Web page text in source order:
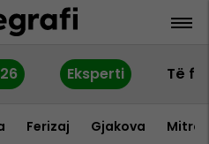
Eksperti Të
Ferizaj Gjakova